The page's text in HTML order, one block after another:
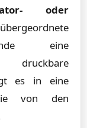
oder
eine
es in eine
von den